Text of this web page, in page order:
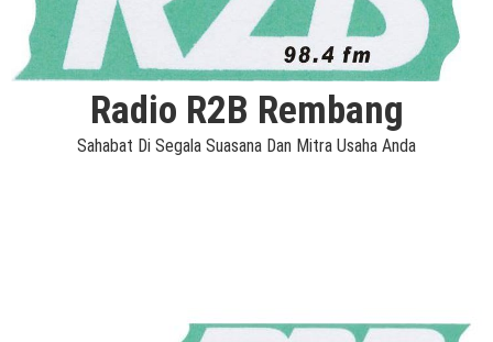
Radio R2B Rembang
Sahabat Di Segala Suasana Dan Mitra Usaha Anda